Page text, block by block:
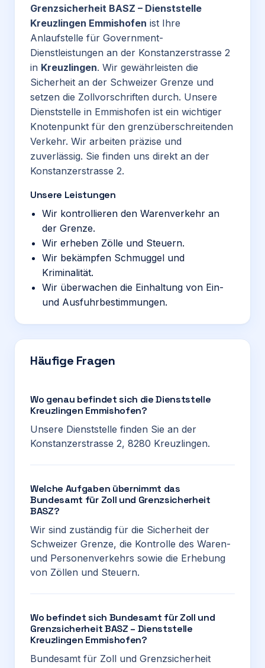
Grenzsicherheit BASZ – Dienststelle
Kreuzlingen Emmishofen ist Ihre
Anlaufstelle für Government-
Dienstleistungen an der Konstanzerstrasse 2
in Kreuzlingen. Wir gewährleisten die
Sicherheit an der Schweizer Grenze und
setzen die Zollvorschriften durch. Unsere
Dienststelle in Emmishofen ist ein wichtiger
Knotenpunkt für den grenzüberschreitenden
Verkehr. Wir arbeiten präzise und
zuverlässig. Sie finden uns direkt an der
Konstanzerstrasse 2.
Unsere Leistungen
Wir kontrollieren den Warenverkehr an
der Grenze.
Wir erheben Zölle und Steuern.
Wir bekämpfen Schmuggel und
Kriminalität.
Wir überwachen die Einhaltung von Ein-
und Ausfuhrbestimmungen.
Häufige Fragen
Wo genau befindet sich die Dienststelle
Kreuzlingen Emmishofen?
Unsere Dienststelle finden Sie an der
Konstanzerstrasse 2, 8280 Kreuzlingen.
Welche Aufgaben übernimmt das
Bundesamt für Zoll und Grenzsicherheit
BASZ?
Wir sind zuständig für die Sicherheit der
Schweizer Grenze, die Kontrolle des Waren-
und Personenverkehrs sowie die Erhebung
von Zöllen und Steuern.
Wo befindet sich Bundesamt für Zoll und
Grenzsicherheit BASZ – Dienststelle
Kreuzlingen Emmishofen?
Bundesamt für Zoll und Grenzsicherheit